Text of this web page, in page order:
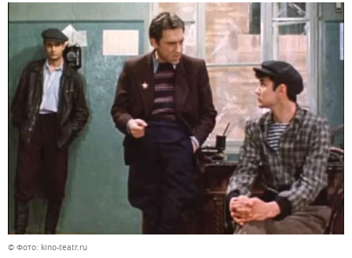
© Фото: kino-teatr.ru